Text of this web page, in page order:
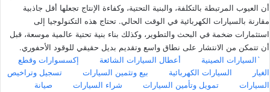
أن العيوب المرتبطة بالتكلفة، والبنية التحتية، وكفاءة الإنتاج تجعلها أقل جاذبية
مقارنة بالسيارات الكهربائية في الوقت الحالي. تحتاج هذه التكنولوجيا إلى
استثمارات ضخمة في البحث والتطوير، وكذلك بناء بنية تحتية عالمية موسعة، قبل
أن تتمكن من الانتشار على نطاق واسع وتقديم بديل حقيقي للوقود الأحفوري.
`السيارات الصينية
أعطال السيارات الشائعة
إكسسوارات وقطع
الغيار
السيارات الكهربائية بيع وتثمين السيارات
تسجيل وتراخيص
السيارات
تمويل وتأمين السيارات شراء السيارات
صيانة